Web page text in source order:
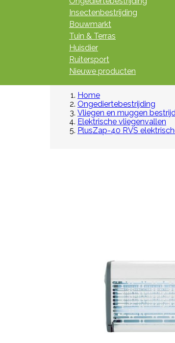
Insectenbestrijding
Bouwmarkt
Tuin & Terras
Huisdier
Ruitersport
Nieuwe producten
Home
Ongediertebestrijding
Vliegen en muggen
Elektrische vliegenvallen
PlusZap-40 RVS